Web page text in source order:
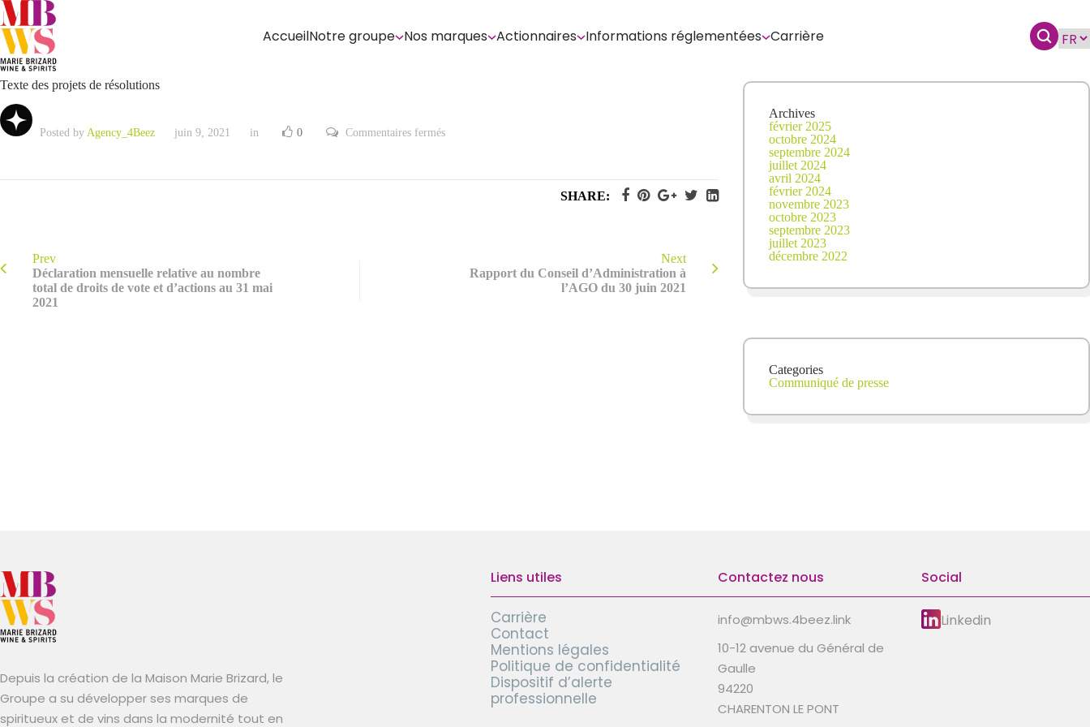
AccueilNotre groupe Nos marques Actionnaires Informations réglementées Carrière
Texte des projets de résolutions
Posted by Agency_4Beez juin 9, 2021 in 0 Commentaires ferméssur
SHARE:
Prev
Déclaration mensuelle relative au nombre
total de droits de vote et d’actions au 31 mai
2021
Next
Rapport du Conseil d’Administration à
l’AGO du 30 juin 2021
Archives
février 2025
octobre 2024
septembre 2024
juillet 2024
avril 2024
février 2024
novembre 2023
octobre 2023
septembre 2023
juillet 2023
décembre 2022
Categories
Communiqué de presse
Depuis la création de la Maison Marie Brizard, le
Groupe a su développer ses marques de
spiritueux et de vins dans la modernité tout en
Liens utiles
Carrière
Contact
Mentions légales
Politique de confidentialité
Dispositif d’alerte
professionnelle
Contactez nous
info@mbws.4beez.link
10-12 avenue du Général de
Gaulle
94220
CHARENTON LE PONT
Social
Linkedin